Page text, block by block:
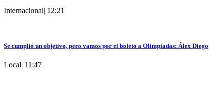
Internacional| 12:21
Se cumplió un objetivo, pero vamos por el boleto a Olimpiadas: Álex Diego
Local| 11:47